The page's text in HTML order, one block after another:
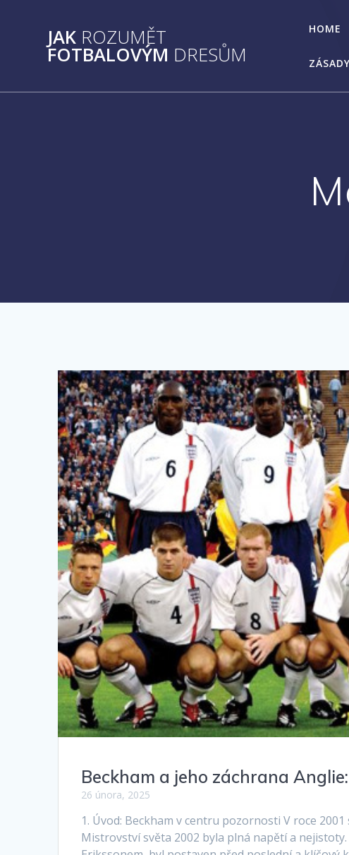
JAK ROZUMĚT
FOTBALOVÝM DRESŮM
HOME
Beckham a jeho záchrana
26 února, 2025
1. Úvod: Beckham v centru pozornosti V roce
Mistrovství světa 2002 byla plná napětí a